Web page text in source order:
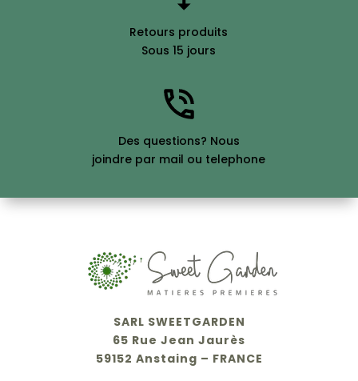
Retours produits
Sous 15 jours
Des questions? Nous
joindre par mail ou telephone
SARL SWEETGARDEN
65 Rue Jean Jaurès
59152 Anstaing – FRANCE